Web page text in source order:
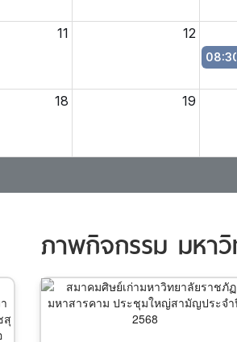
ภาพกิจกรรม มหา